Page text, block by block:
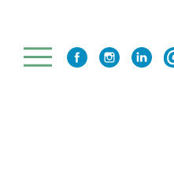
content